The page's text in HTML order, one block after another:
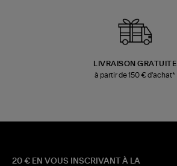
LIVRAISON GRATUITE
à partir de 150 € d'achat*
20 € EN VOUS INSCRIVANT À LA